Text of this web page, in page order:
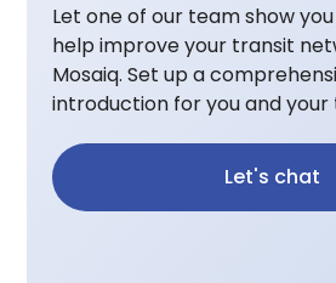
Let one of our team show
help improve your transit
Mosaiq. Set up a
introduction for you and
Let's chat